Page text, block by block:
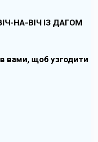
НА-ВІЧ ІЗ ДАГОМ
вами, щоб узгодити